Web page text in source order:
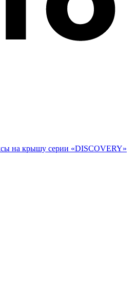
на крышу серии «DISCOVERY»